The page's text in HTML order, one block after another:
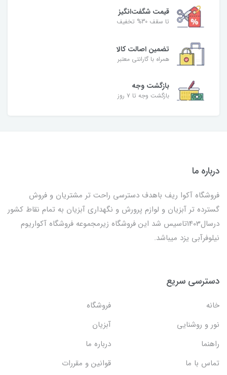
قیمت شگفت‌انگیز
تا سقف 30% تخفیف
تضمین اصالت کالا
همراه با گارانتی معتبر
بازگشت وجه
بازگشت وجه تا ۷ روز
درباره ما
فروشگاه آکوا ریف باهدف دسترسی راحت تر مشتریان و فروش
گسترده تر آبزیان و لوازم پرورش و نگهداری آبزیان به تمام نقاط کشور
درسال1403تاسیس شد این فروشگاه زیرمجموعه فروشگاه آکواریوم
نیلوفرآبی یزد میباشد.
دسترسی سریع
خانه
فروشگاه
نور و روشنایی
آبزیان
راهنما
درباره ما
تماس با ما
قوانین و مقررات